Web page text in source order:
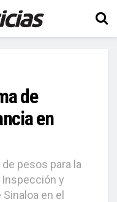
de
en
pesos para la
y
en el